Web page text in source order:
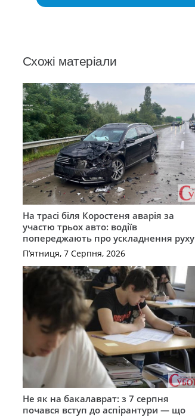
Схожі матеріали
На трасі біля Коростеня аварія за
участю трьох авто: водіїв
попереджають про ускладнення руху
П’ятниця, 7 Серпня, 2026
Не як на бакалаврат: з 7 серпня
почався вступ до аспірантури — що